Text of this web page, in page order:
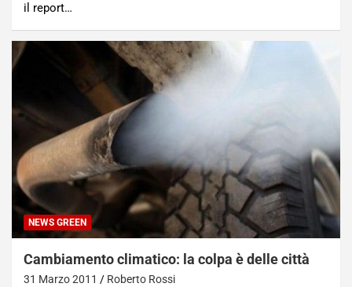
il report…
NEWS GREEN
Cambiamento climatico: la colpa è delle città
31 Marzo 2011 Roberto Rossi